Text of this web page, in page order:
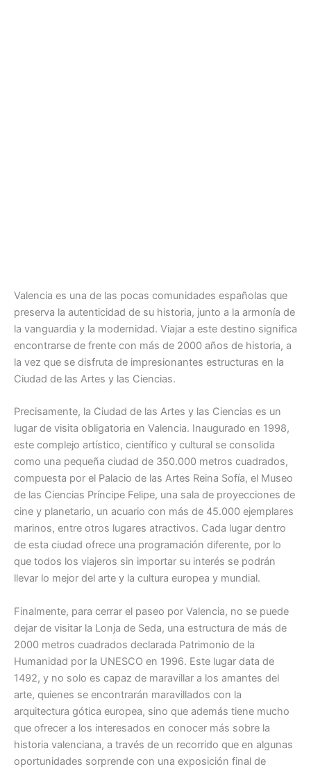
Valencia es una de las pocas comunidades españolas que
preserva la autenticidad de su historia, junto a la armonía de
la vanguardia y la modernidad. Viajar a este destino significa
encontrarse de frente con más de 2000 años de historia, a
la vez que se disfruta de impresionantes estructuras en la
Ciudad de las Artes y las Ciencias.
Precisamente, la Ciudad de las Artes y las Ciencias es un
lugar de visita obligatoria en Valencia. Inaugurado en 1998,
este complejo artístico, científico y cultural se consolida
como una pequeña ciudad de 350.000 metros cuadrados,
compuesta por el Palacio de las Artes Reina Sofía, el Museo
de las Ciencias Príncipe Felipe, una sala de proyecciones de
cine y planetario, un acuario con más de 45.000 ejemplares
marinos, entre otros lugares atractivos. Cada lugar dentro
de esta ciudad ofrece una programación diferente, por lo
que todos los viajeros sin importar su interés se podrán
llevar lo mejor del arte y la cultura europea y mundial.
Finalmente, para cerrar el paseo por Valencia, no se puede
dejar de visitar la Lonja de Seda, una estructura de más de
2000 metros cuadrados declarada Patrimonio de la
Humanidad por la UNESCO en 1996. Este lugar data de
1492, y no solo es capaz de maravillar a los amantes del
arte, quienes se encontrarán maravillados con la
arquitectura gótica europea, sino que además tiene mucho
que ofrecer a los interesados en conocer más sobre la
historia valenciana, a través de un recorrido que en algunas
oportunidades sorprende con una exposición final de